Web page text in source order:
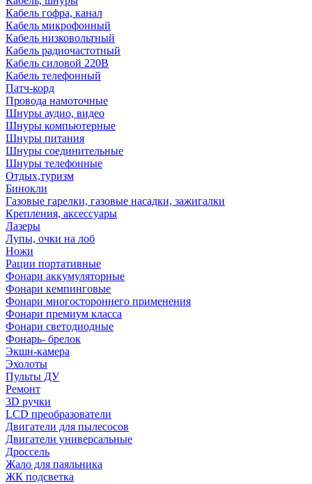
Кабель гофра, канал
Кабель микрофонный
Кабель низковольтный
Кабель радиочастотный
Кабель силовой 220В
Кабель телефонный
Патч-корд
Провода намоточные
Шнуры аудио, видео
Шнуры компьютерные
Шнуры питания
Шнуры соединительные
Шнуры телефонные
Отдых,туризм
Бинокли
Газовые гарелки, газовые насадки, зажигалки
Крепления, аксессуары
Лазеры
Лупы, очки на лоб
Ножи
Рации портативные
Фонари аккумуляторные
Фонари кемпинговые
Фонари многостороннего применения
Фонари премиум класса
Фонари светодиодные
Фонарь- брелок
Экшн-камера
Эхолоты
Пульты ДУ
Ремонт
3D ручки
LCD преобразователи
Двигатели для пылесосов
Двигатели универсальные
Дроссель
Жало для паяльника
ЖК подсветка